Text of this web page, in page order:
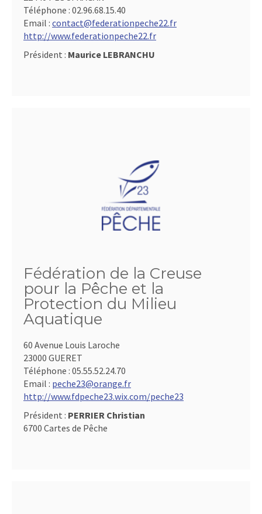
Téléphone : 02.96.68.15.40
Email : contact@federationpeche22.fr
http://www.federationpeche22.fr
Président : Maurice LEBRANCHU
Fédération de la Creuse
pour la Pêche et la
Protection du Milieu
Aquatique
60 Avenue Louis Laroche
23000 GUERET
Téléphone : 05.55.52.24.70
Email : peche23@orange.fr
http://www.fdpeche23.wix.com/peche23
Président : PERRIER Christian
6700 Cartes de Pêche